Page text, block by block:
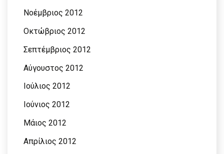
Νοέμβριος 2012
Οκτώβριος 2012
Σεπτέμβριος 2012
Αύγουστος 2012
Ιούλιος 2012
Ιούνιος 2012
Μάιος 2012
Απρίλιος 2012